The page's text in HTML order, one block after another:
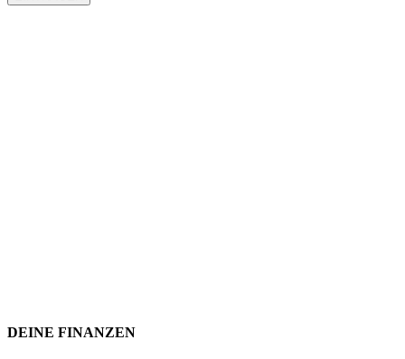
DEINE FINANZEN